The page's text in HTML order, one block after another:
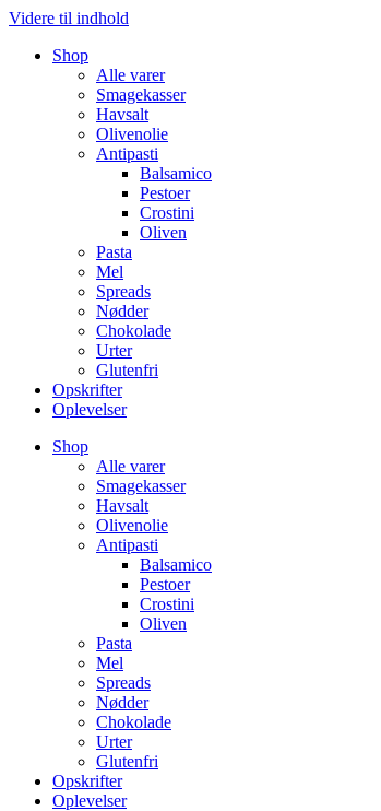
Videre til indhold
Shop
Alle varer
Smagekasser
Havsalt
Olivenolie
Antipasti
Balsamico
Pestoer
Crostini
Oliven
Pasta
Mel
Spreads
Nødder
Chokolade
Urter
Glutenfri
Opskrifter
Oplevelser
Shop
Alle varer
Smagekasser
Havsalt
Olivenolie
Antipasti
Balsamico
Pestoer
Crostini
Oliven
Pasta
Mel
Spreads
Nødder
Chokolade
Urter
Glutenfri
Opskrifter
Oplevelser